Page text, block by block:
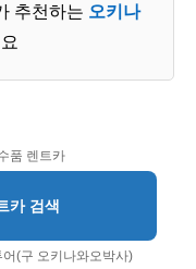
추천하는 오키나
품 렌트카
카 검색
(구 오키나와오박사)